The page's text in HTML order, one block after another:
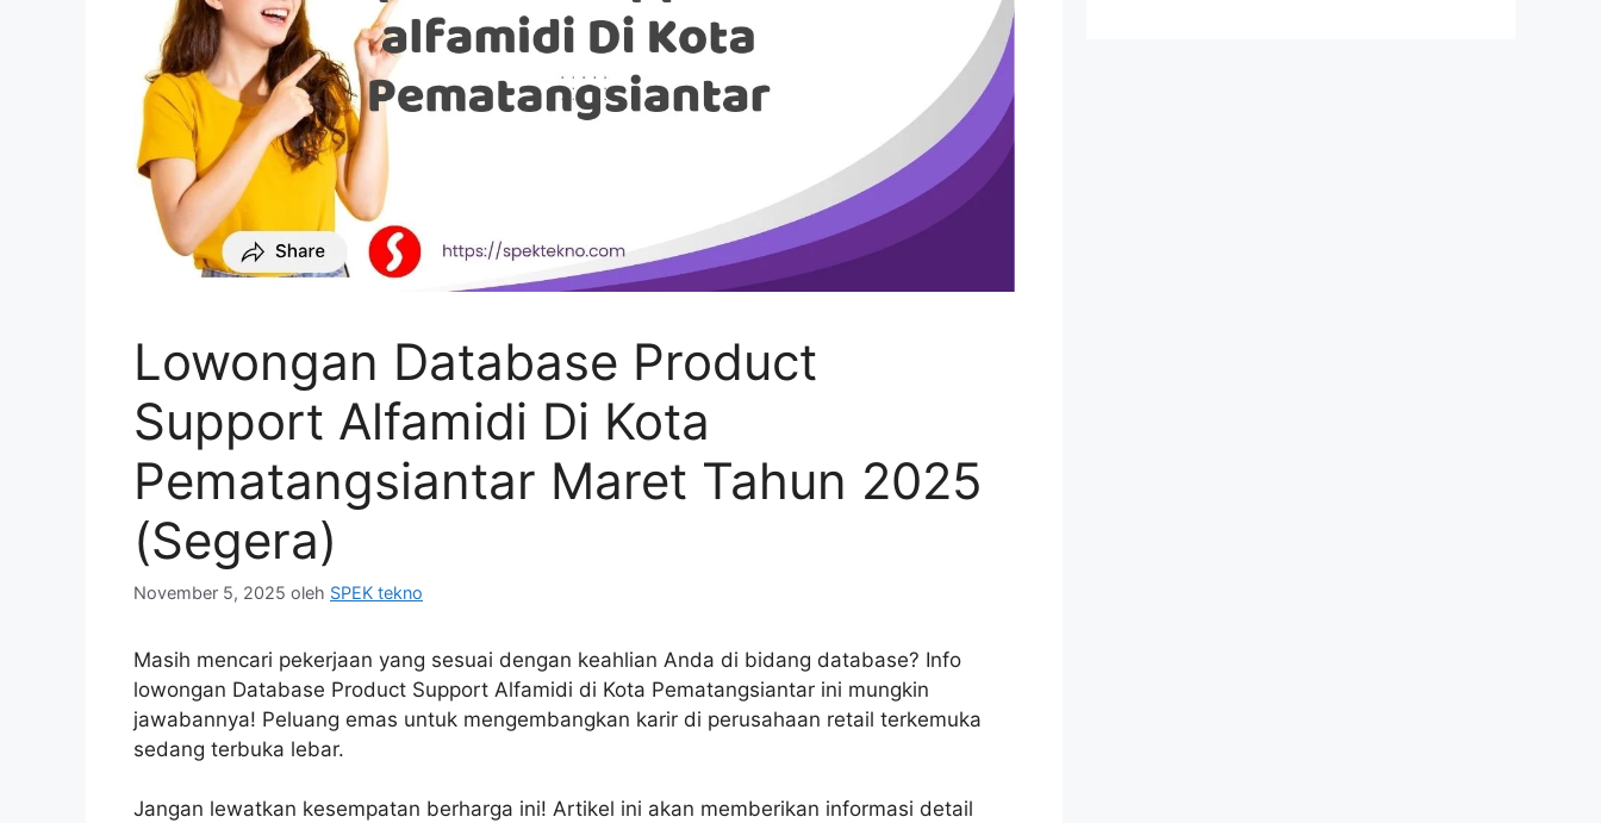
Lowongan Database Product
Support Alfamidi Di Kota
Pematangsiantar Maret Tahun 2025
(Segera)
November 5, 2025 oleh SPEK tekno
Masih mencari pekerjaan yang sesuai dengan keahlian Anda di bidang database? Info
lowongan Database Product Support Alfamidi di Kota Pematangsiantar ini mungkin
jawabannya! Peluang emas untuk mengembangkan karir di perusahaan retail terkemuka
sedang terbuka lebar.
Jangan lewatkan kesempatan berharga ini! Artikel ini akan memberikan informasi detail